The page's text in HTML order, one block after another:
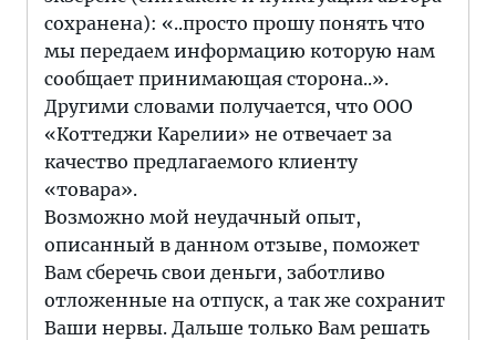
сохранена): «..просто прошу понять что
мы передаем информацию которую нам
сообщает принимающая сторона..».
Другими словами получается, что ООО
«Коттеджи Карелии» не отвечает за
качество предлагаемого клиенту
«товара».
Возможно мой неудачный опыт,
описанный в данном отзыве, поможет
Вам сберечь свои деньги, заботливо
отложенные на отпуск, а так же сохранит
Ваши нервы. Дальше только Вам решать